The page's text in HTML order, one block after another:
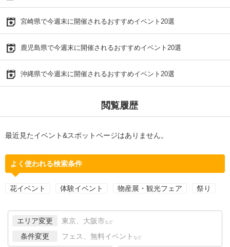
宮崎県で今週末に開催されるおすすめイベント20選
鹿児島県で今週末に開催されるおすすめイベント20選
沖縄県で今週末に開催されるおすすめイベント20選
閲覧履歴
最近見たイベント&スポットページはありません。
よく使われる検索条件
花イベント 体験イベント 物産展・観光フェア 祭り
エリア変更 東京、大阪市 など
条件変更 フェス、無料イベント など